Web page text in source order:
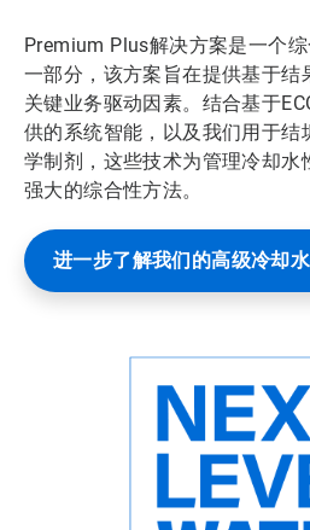
Premium Plus解决方案是一个
一部分，该方案旨在提供基于结
关键业务驱动因素。结合基于
供的系统智能，以及我们用于结
学制剂，这些技术为管理冷却水
强大的综合性方法。
进一步了解我们的高级冷却